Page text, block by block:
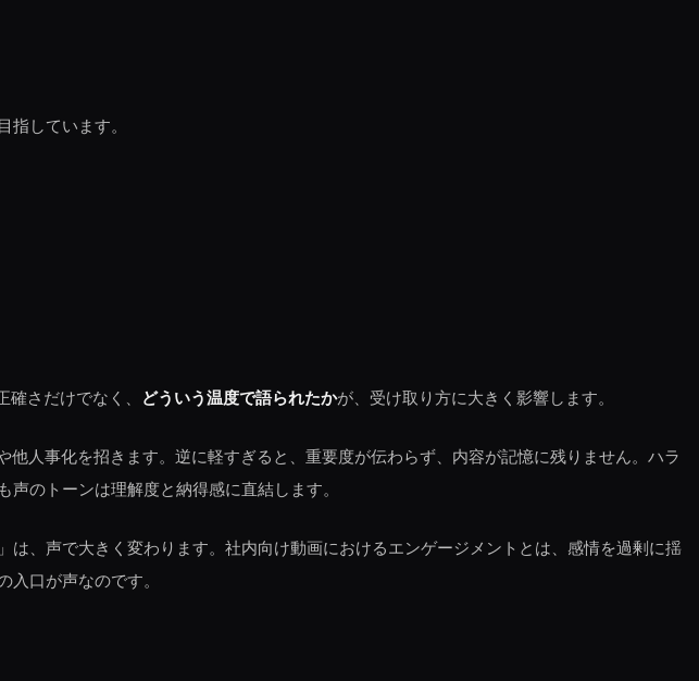
しています。
さだけでなく、 どういう温度で語られたかが、受け取り方に大きく影響します。
人事化を招きます。逆に軽すぎると、重要度が伝わらず、内容が記憶に残りません。ハラ
のトーンは理解度と納得感に直結します。
、声で大きく変わります。社内向け動画におけるエンゲージメントとは、感情を過剰に揺
入口が声なのです。